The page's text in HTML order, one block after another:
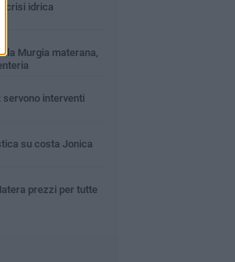
crisi idrica
Murgia materana,
servono interventi
su costa Jonica
prezzi per tutte